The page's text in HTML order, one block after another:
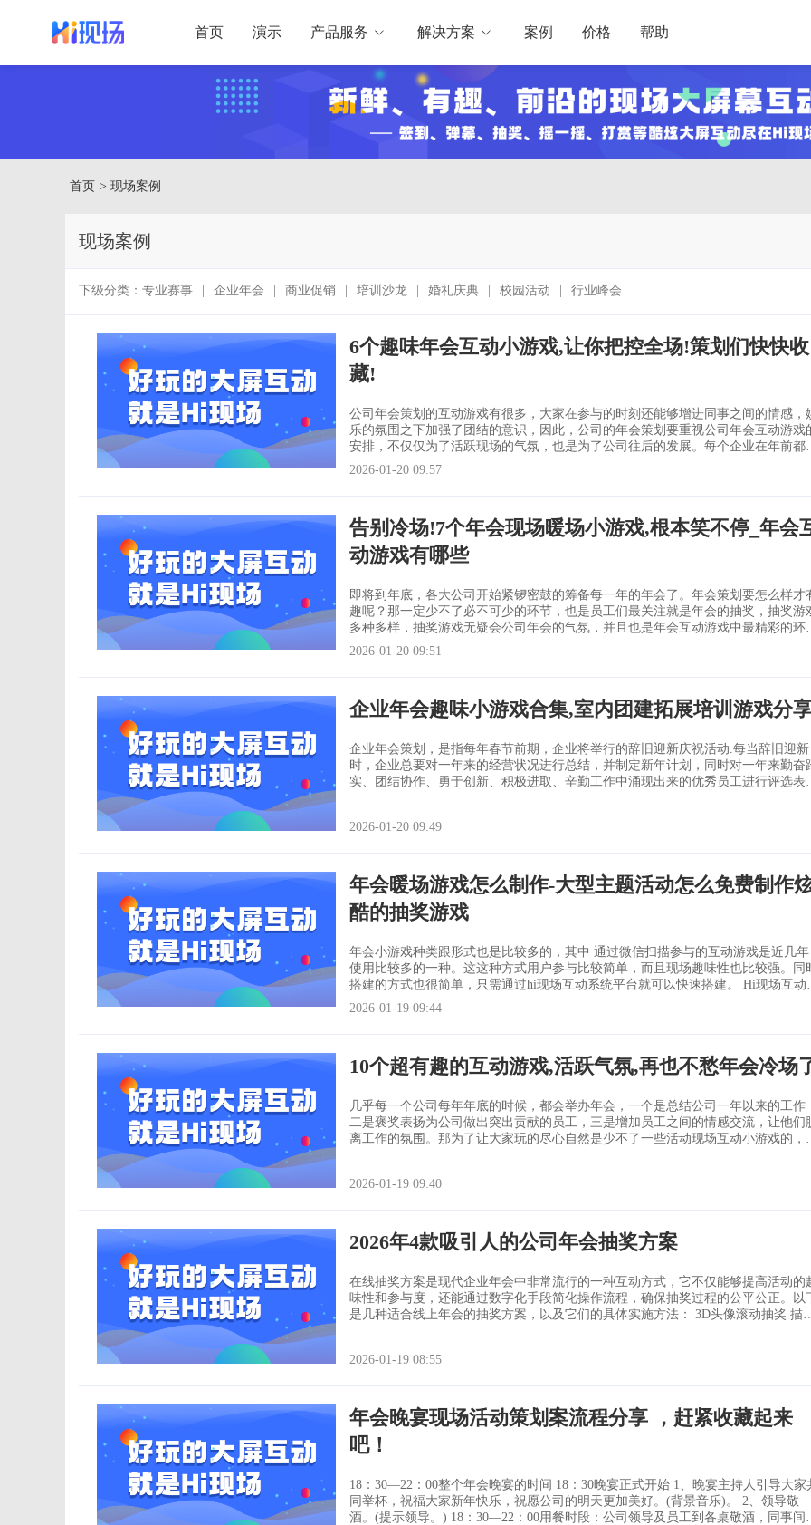
首页 演示 产品服务 解决方案 案例 价格 帮助
首页 > 现场案例
现场案例
下级分类： 专业赛事 | 企业年会 | 商业促销 | 培训沙龙 | 婚礼庆典 | 校园活动 | 行业峰会
6个趣味年会互动小游戏,让你把控全场!策划们快快收
藏!
公司年会策划的互动游戏有很多，大家在参与的时刻还能够增进同事之间的情感，
乐的氛围之下加强了团结的意识，因此，公司的年会策划要重视公司年会互动游戏
安排，不仅仅为了活跃现场的气氛，也是为了公司往后的发展。每个企业在年前都会
举办公司年会，年会的目的除了庆祝节日，提高员工的工作积极性，推动企业的发
展，一般在年会上会进行一些年度的总结，确定未来的目标，进行公司年会策划的表
2026-01-20 09:57
告别冷场!7个年会现场暖场小游戏,根本笑不停_年会
动游戏有哪些
即将到年底，各大公司开始紧锣密鼓的筹备每一年的年会了。年会策划要怎么样才
趣呢？那一定少不了必不可少的环节，也是员工们最关注就是年会的抽奖，抽奖游
多种多样，抽奖游戏无疑会公司年会的气氛，并且也是年会互动游戏中最精彩的环
节。 虽然现在还有很多公司还在使用无趣麻烦的抽奖箱，在网上购买抽奖箱每年只
有在公司年会的时候才能派上用场，用完之后可能就直接被丢弃了。第二年可能还需
2026-01-20 09:51
企业年会趣味小游戏合集,室内团建拓展培训游戏分
企业年会策划，是指每年春节前期，企业将举行的辞旧迎新庆祝活动.每当辞旧迎新
时，企业总要对一年来的经营状况进行总结，并制定新年计划，同时对一年来勤奋
实、团结协作、勇于创新、积极进取、辛勤工作中涌现出来的优秀员工进行评选表彰
传达。比如一个公司在这一年里
2026-01-20 09:49
年会暖场游戏怎么制作-大型主题活动怎么免费制作
酷的抽奖游戏
年会小游戏种类跟形式也是比较多的，其中 通过微信扫描参与的互动游戏是近几年
使用比较多的一种。这这种方式用户参与比较简单，而且现场趣味性也比较强。同
搭建的方式也很简单，只需通过hi现场互动系统平台就可以快速搭建。 Hi现场互动是
一款简单、免费、好玩的现场互动大屏幕制作工具，给活动现场来宾带来科技、炫
酷、便捷的互动新体验的现场互动大屏服务软件。 借助微信平台，hi现场互动为大屏
2026-01-19 09:44
10个超有趣的互动游戏,活跃气氛,再也不愁年会冷场
几乎每一个公司每年年底的时候，都会举办年会，一个是总结公司一年以来的工作
二是褒奖表扬为公司做出突出贡献的员工，三是增加员工之间的情感交流，让他们
离工作的氛围。那为了让大家玩的尽心自然是少不了一些活动现场互动小游戏的，通
邀请10名嘉宾作为互动游
2026-01-19 09:40
2026年4款吸引人的公司年会抽奖方案
在线抽奖方案是现代企业年会中非常流行的一种互动方式，它不仅能够提高活动的
味性和参与度，还能通过数字化手段简化操作流程，确保抽奖过程的公平公正。以
是几种适合线上年会的抽奖方案，以及它们的具体实施方法： 3D头像滚动抽奖 描
点：视觉效果震撼，操作
2026-01-19 08:55
年会晚宴现场活动策划案流程分享 ，赶紧收藏起来
吧！
18：30—22：00整个年会晚宴的时间 18：30晚宴正式开始 1、晚宴主持人引导大家共
同举杯，祝福大家新年快乐，祝愿公司的明天更加美好。(背景音乐)。 2、领导敬
酒。(提示领导。) 18：30—22：00用餐时段：公司领导及员工到各桌敬酒，同事间交